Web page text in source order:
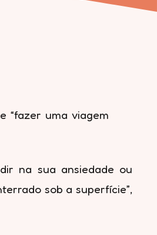
“fazer uma viagem
na sua ansiedade ou
sob a superfície”,